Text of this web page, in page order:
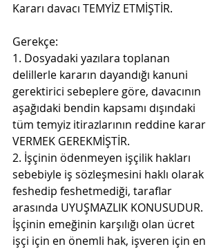
Kararı davacı TEMYİZ ETMİŞTİR.
Gerekçe:
1. Dosyadaki yazılara toplanan
delillerle kararın dayandığı kanuni
gerektirici sebeplere göre, davacının
aşağıdaki bendin kapsamı dışındaki
tüm temyiz itirazlarının reddine karar
VERMEK GEREKMİŞTİR.
2. İşçinin ödenmeyen işçilik hakları
sebebiyle iş sözleşmesini haklı olarak
feshedip feshetmediği, taraflar
arasında UYUŞMAZLIK KONUSUDUR.
İşçinin emeğinin karşılığı olan ücret
işçi için en önemli hak, işveren için en